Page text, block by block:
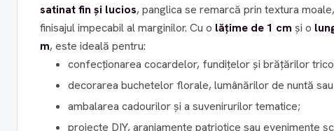
satinat fin și lucios, panglica se remarcă prin textura
finisajul impecabil al marginilor. Cu o lățime de 1 cm și o
m, este ideală pentru:
confecționarea cocardelor, fundițelor și brățărilor
decorarea buchetelor florale, lumânărilor de nuntă
ambalarea cadourilor și a suvenirurilor tematice;
proiecte DIY, aranjamente patriotice sau evenimente